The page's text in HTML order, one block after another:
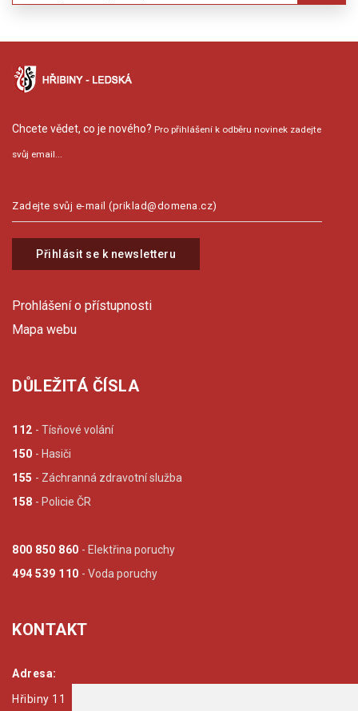
Chcete vědet, co je nového? Pro přihlášení k odběru novinek zadejte
svůj email...
Přihlásit se k newsletteru
Prohlášení o přístupnosti
Mapa webu
DŮLEŽITÁ ČÍSLA
112 - Tísňové volání
150 - Hasiči
155 - Záchranná zdravotní služba
158 - Policie ČR
800 850 860 - Elektřina poruchy
494 539 110 - Voda poruchy
KONTAKT
Adresa:
Hřibiny 11